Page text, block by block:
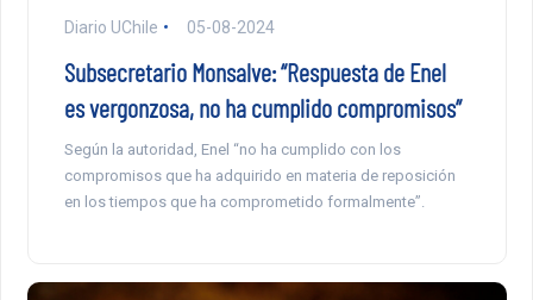
Diario UChile 05-08-2024
Subsecretario Monsalve: “Respuesta de Enel
es vergonzosa, no ha cumplido compromisos”
Según la autoridad, Enel “no ha cumplido con los
compromisos que ha adquirido en materia de reposición
en los tiempos que ha comprometido formalmente”.